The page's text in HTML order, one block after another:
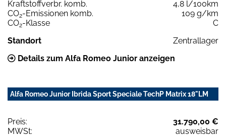
Kraftstoffverbr. komb.
4,8 l/100km
CO2-Emissionen komb.
109 g/km
CO2-Klasse
C
Standort
Zentrallager
Details zum Alfa Romeo Junior anzeigen
Alfa Romeo Junior Ibrida Sport Speciale TechP Matrix 18"LM
Preis:
31.790,00 €
MWSt:
ausweisbar